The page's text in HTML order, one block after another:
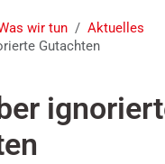
wir tun
Aktuelles
Gutachten